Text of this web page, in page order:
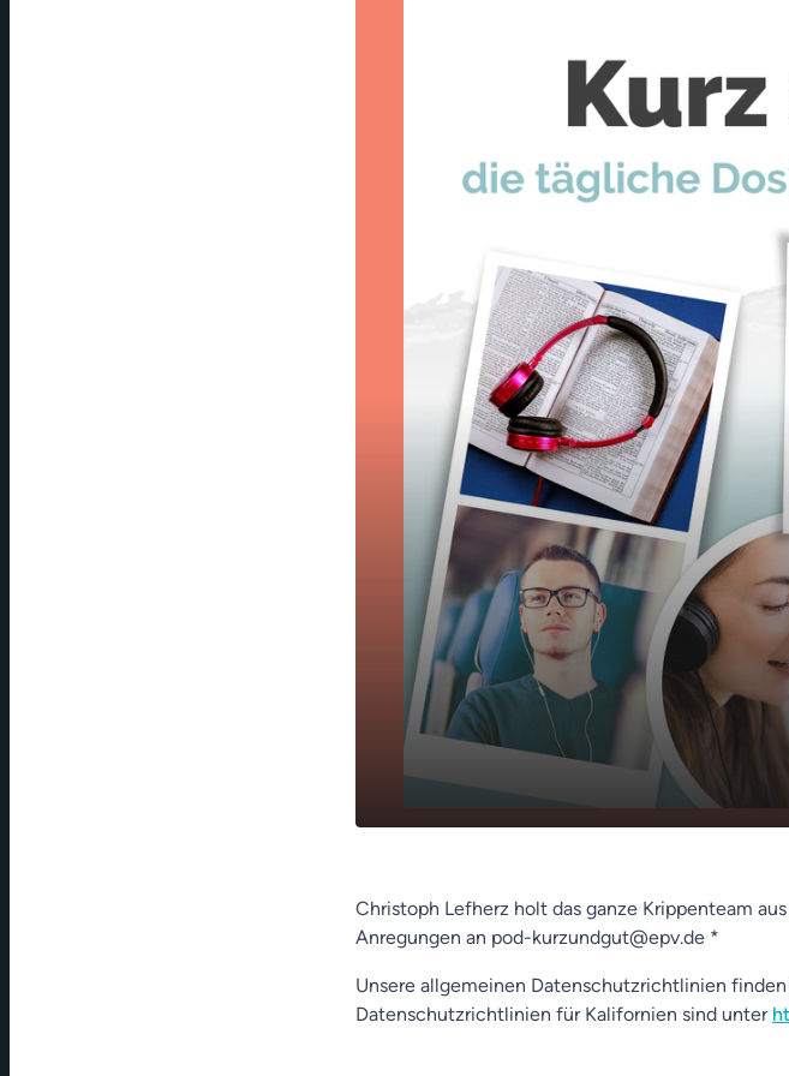
Christoph Lefherz holt das ganze Krippenteam
Anregungen an pod-kurzundgut@epv.de *
Unsere allgemeinen Datenschutzrichtlinien
Datenschutzrichtlinien für Kalifornien sind unter